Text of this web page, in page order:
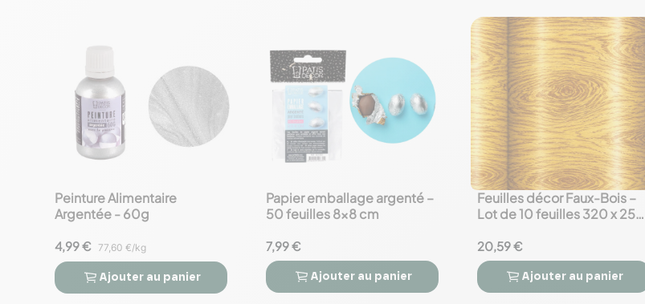
favorite_border
Peinture Alimentaire
Argentée - 60g
4,99 € 77,60 €/kg
 
Ajouter au panier
favorite_border
Papier emballage argenté –
50 feuilles 8x8 cm
7,99 €
 
Ajouter au panier
favorite_border
Feuilles décor Faux-Bois –
Lot de 10 feuilles 320 x 250
20,59 €
 
Ajouter au panier